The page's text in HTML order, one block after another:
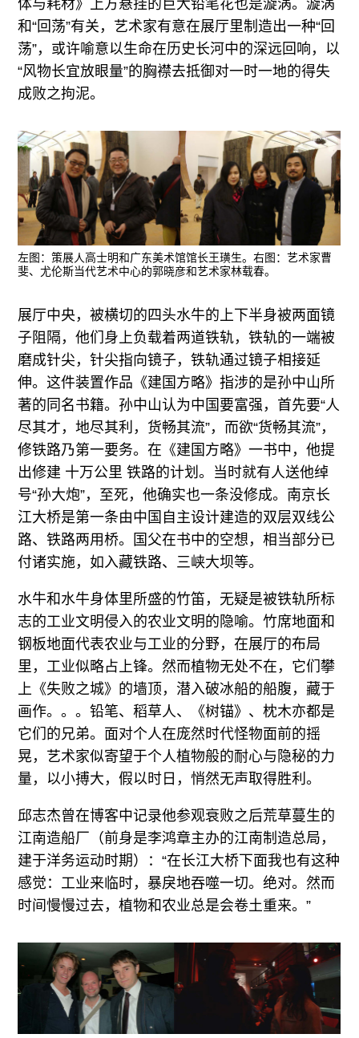
体与耗材》上方悬挂的巨大铅笔花也是漩涡。漩涡
和“回荡”有关，艺术家有意在展厅里制造出一种“回
荡”，或许喻意以生命在历史长河中的深远回响，以
“风物长宜放眼量”的胸襟去抵御对一时一地的得失
成败之拘泥。
左图：策展人高士明和广东美术馆馆长王璜生。右图：艺术家曹
斐、尤伦斯当代艺术中心的郭晓彦和艺术家林载春。
展厅中央，被横切的四头水牛的上下半身被两面镜
子阻隔，他们身上负载着两道铁轨，铁轨的一端被
磨成针尖，针尖指向镜子，铁轨通过镜子相接延
伸。这件装置作品《建国方略》指涉的是孙中山所
著的同名书籍。孙中山认为中国要富强，首先要“人
尽其才，地尽其利，货畅其流”，而欲“货畅其流”，
修铁路乃第一要务。在《建国方略》一书中，他提
出修建 十万公里 铁路的计划。当时就有人送他绰
号“孙大炮”，至死，他确实也一条没修成。南京长
江大桥是第一条由中国自主设计建造的双层双线公
路、铁路两用桥。国父在书中的空想，相当部分已
付诸实施，如入藏铁路、三峡大坝等。
水牛和水牛身体里所盛的竹笛，无疑是被铁轨所标
志的工业文明侵入的农业文明的隐喻。竹席地面和
钢板地面代表农业与工业的分野，在展厅的布局
里，工业似略占上锋。然而植物无处不在，它们攀
上《失败之城》的墙顶，潜入破冰船的船腹，藏于
画作。。。铅笔、稻草人、《树锚》、枕木亦都是
它们的兄弟。面对个人在庞然时代怪物面前的摇
晃，艺术家似寄望于个人植物般的耐心与隐秘的力
量，以小搏大，假以时日，悄然无声取得胜利。
邱志杰曾在博客中记录他参观衰败之后荒草蔓生的
江南造船厂（前身是李鸿章主办的江南制造总局，
建于洋务运动时期）：“在长江大桥下面我也有这种
感觉：工业来临时，暴戾地吞噬一切。绝对。然而
时间慢慢过去，植物和农业总是会卷土重来。”